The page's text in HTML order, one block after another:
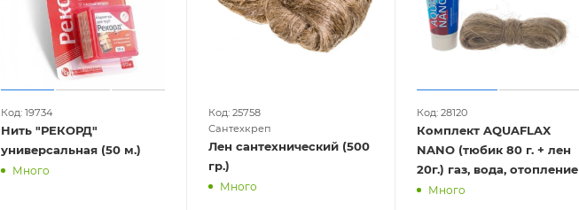
Код: 19734
Нить "РЕКОРД"
универсальная (50 м.)
Много
Код: 25758
Сантехкреп
Лен сантехнический (500
гр.)
Много
Код: 28120
Комплект AQUAFLAX
NANO (тюбик 80 г. + лен
20г.) газ, вода, отопление
Много